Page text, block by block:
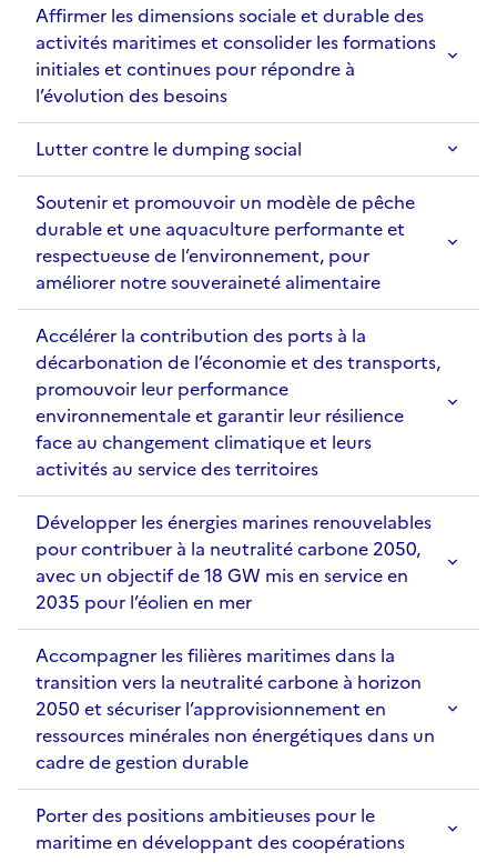
Affirmer les dimensions sociale et durable des
activités maritimes et consolider les formations
initiales et continues pour répondre à
l’évolution des besoins
Lutter contre le dumping social
Soutenir et promouvoir un modèle de pêche
durable et une aquaculture performante et
respectueuse de l’environnement, pour
améliorer notre souveraineté alimentaire
Accélérer la contribution des ports à la
décarbonation de l’économie et des transports,
promouvoir leur performance
environnementale et garantir leur résilience
face au changement climatique et leurs
activités au service des territoires
Développer les énergies marines renouvelables
pour contribuer à la neutralité carbone 2050,
avec un objectif de 18 GW mis en service en
2035 pour l’éolien en mer
Accompagner les filières maritimes dans la
transition vers la neutralité carbone à horizon
2050 et sécuriser l’approvisionnement en
ressources minérales non énergétiques dans un
cadre de gestion durable
Porter des positions ambitieuses pour le
maritime en développant des coopérations